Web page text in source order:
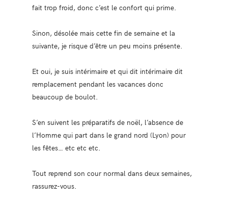
fait trop froid, donc c’est le confort qui prime.
Sinon, désolée mais cette fin de semaine et la
suivante, je risque d’être un peu moins présente.
Et oui, je suis intérimaire et qui dit intérimaire dit
remplacement pendant les vacances donc
beaucoup de boulot.
S’en suivent les préparatifs de noël, l’absence de
l’Homme qui part dans le grand nord (Lyon) pour
les fêtes… etc etc etc.
Tout reprend son cour normal dans deux semaines,
rassurez-vous.